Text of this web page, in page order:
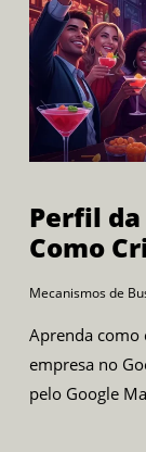
Perfil da
Como
Mecanismos de
Aprenda como
empresa no
pelo Google